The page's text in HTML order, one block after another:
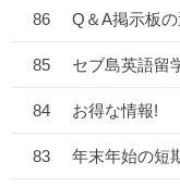
86 Q＆A掲示板
85 セブ島英語留
84 お得な情報!
83 年末年始の短